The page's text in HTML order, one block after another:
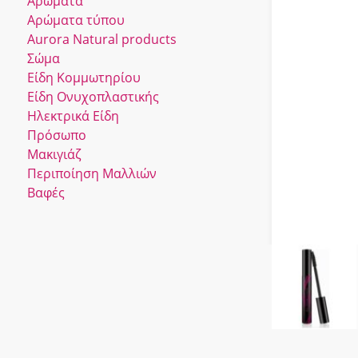
Αρώματα τύπου
Αurora Νatural products
Σώμα
Είδη Κομμωτηρίου
Είδη Ονυχοπλαστικής
Ηλεκτρικά Είδη
Πρόσωπο
Μακιγιάζ
Περιποίηση Μαλλιών
Βαφές